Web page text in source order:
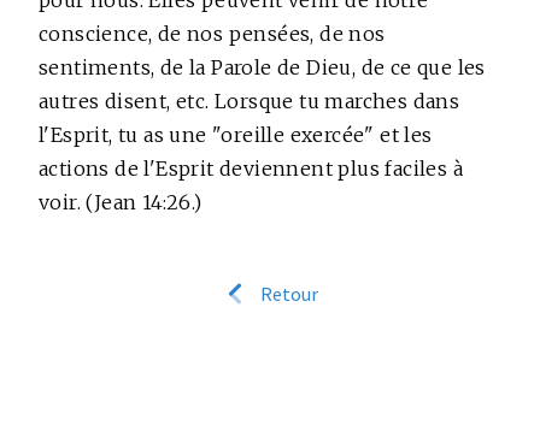
conscience, de nos pensées, de nos
sentiments, de la Parole de Dieu, de ce que les
autres disent, etc. Lorsque tu marches dans
l'Esprit, tu as une "oreille exercée" et les
actions de l'Esprit deviennent plus faciles à
voir. (Jean 14:26.)
Retour